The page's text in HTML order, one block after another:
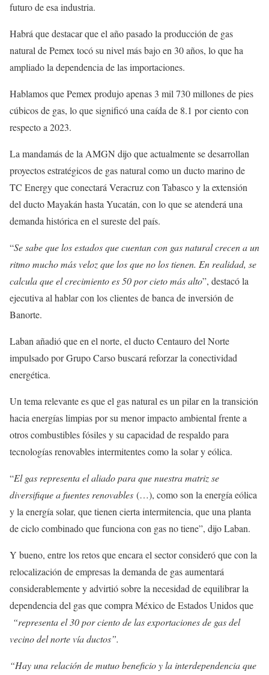
futuro de esa industria.
Habrá que destacar que el año pasado la producción de gas
natural de Pemex tocó su nivel más bajo en 30 años, lo que ha
ampliado la dependencia de las importaciones.
Hablamos que Pemex produjo apenas 3 mil 730 millones de pies
cúbicos de gas, lo que significó una caída de 8.1 por ciento con
respecto a 2023.
La mandamás de la AMGN dijo que actualmente se desarrollan
proyectos estratégicos de gas natural como un ducto marino de
TC Energy que conectará Veracruz con Tabasco y la extensión
del ducto Mayakán hasta Yucatán, con lo que se atenderá una
demanda histórica en el sureste del país.
“Se sabe que los estados que cuentan con gas natural crecen a un
ritmo mucho más veloz que los que no los tienen. En realidad, se
calcula que el crecimiento es 50 por cieto más alto”, destacó la
ejecutiva al hablar con los clientes de banca de inversión de
Banorte.
Laban añadió que en el norte, el ducto Centauro del Norte
impulsado por Grupo Carso buscará reforzar la conectividad
energética.
Un tema relevante es que el gas natural es un pilar en la transición
hacia energías limpias por su menor impacto ambiental frente a
otros combustibles fósiles y su capacidad de respaldo para
tecnologías renovables intermitentes como la solar y eólica.
“El gas representa el aliado para que nuestra matriz se
diversifique a fuentes renovables (…), como son la energía eólica
y la energía solar, que tienen cierta intermitencia, que una planta
de ciclo combinado que funciona con gas no tiene”, dijo Laban.
Y bueno, entre los retos que encara el sector consideró que con la
relocalización de empresas la demanda de gas aumentará
considerablemente y advirtió sobre la necesidad de equilibrar la
dependencia del gas que compra México de Estados Unidos que
“representa el 30 por ciento de las exportaciones de gas del
vecino del norte vía ductos”.
“Hay una relación de mutuo beneficio y la interdependencia que